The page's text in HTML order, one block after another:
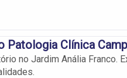
Patologia Clínica
no Jardim Anália Franco.